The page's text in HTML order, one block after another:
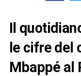
Il
le cifre del
Mbappé al